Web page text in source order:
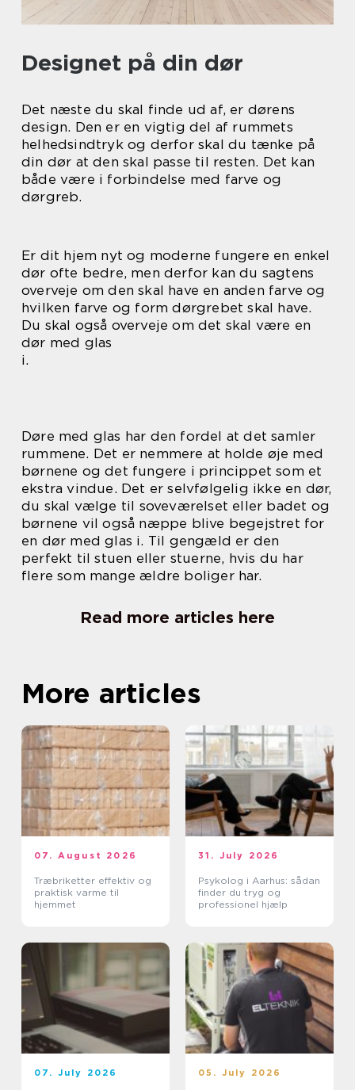
Designet på din dør
Det næste du skal finde ud af, er dørens
design. Den er en vigtig del af rummets
helhedsindtryk og derfor skal du tænke på
din dør at den skal passe til resten. Det kan
både være i forbindelse med farve og
dørgreb.
Er dit hjem nyt og moderne fungere en enkel
dør ofte bedre, men derfor kan du sagtens
overveje om den skal have en anden farve og
hvilken farve og form dørgrebet skal have.
Du skal også overveje om det skal være en
dør med glas
i.
Døre med glas har den fordel at det samler
rummene. Det er nemmere at holde øje med
børnene og det fungere i princippet som et
ekstra vindue. Det er selvfølgelig ikke en dør,
du skal vælge til soveværelset eller badet og
børnene vil også næppe blive begejstret for
en dør med glas i. Til gengæld er den
perfekt til stuen eller stuerne, hvis du har
flere som mange ældre boliger har.
Read more articles here
More articles
07. August 2026
Træbriketter effektiv og
praktisk varme til
hjemmet
31. July 2026
Psykolog i Aarhus: sådan
finder du tryg og
professionel hjælp
07. July 2026 05. July 2026